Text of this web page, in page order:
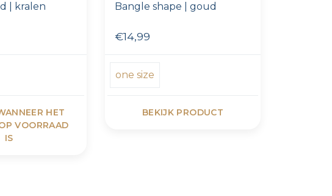
| kralen
HET
VOORRAAD
IS
Bangle shape | goud
€14,99
one size
BEKIJK PRODUCT